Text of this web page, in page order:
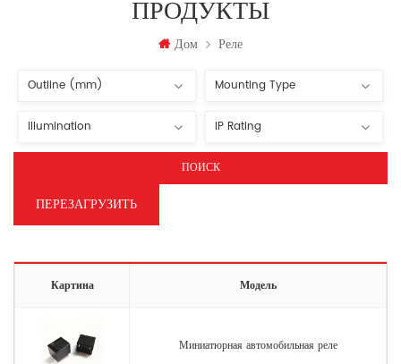
ПРОДУКТЫ
Дом Реле
ПОИСК
ПЕРЕЗАГРУЗИТЬ
Картина Модель
Миниатюрная автомобильная реле